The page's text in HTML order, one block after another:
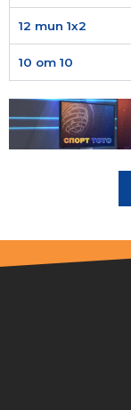
12 тип 1х2
10 от 10